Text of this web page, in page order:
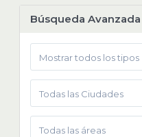
Búsqueda Avanzada
Mostrar todos los tipos
Todas las Ciudades
Todas las áreas